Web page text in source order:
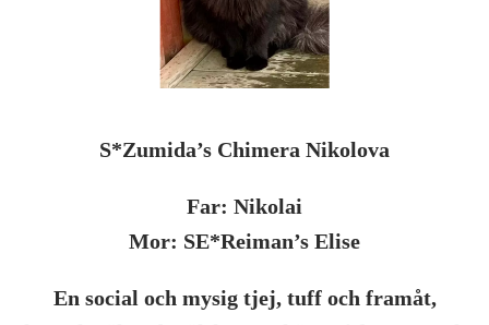
S*Zumida’s Chimera Nikolova
Far: Nikolai
Mor: SE*Reiman’s Elise
En social och mysig tjej, tuff och framåt,